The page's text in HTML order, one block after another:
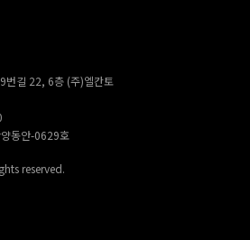
번길 22, 6층 (주)엘칸토
동안-0629호
reserved.